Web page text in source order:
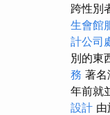
跨性別
生會館
計公司
別的東
務 著名
年前就
設計